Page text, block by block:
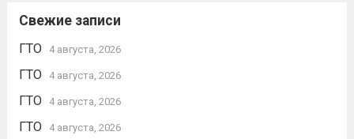
Свежие записи
ГТО 4 августа, 2026
ГТО 4 августа, 2026
ГТО 4 августа, 2026
ГТО 4 августа, 2026